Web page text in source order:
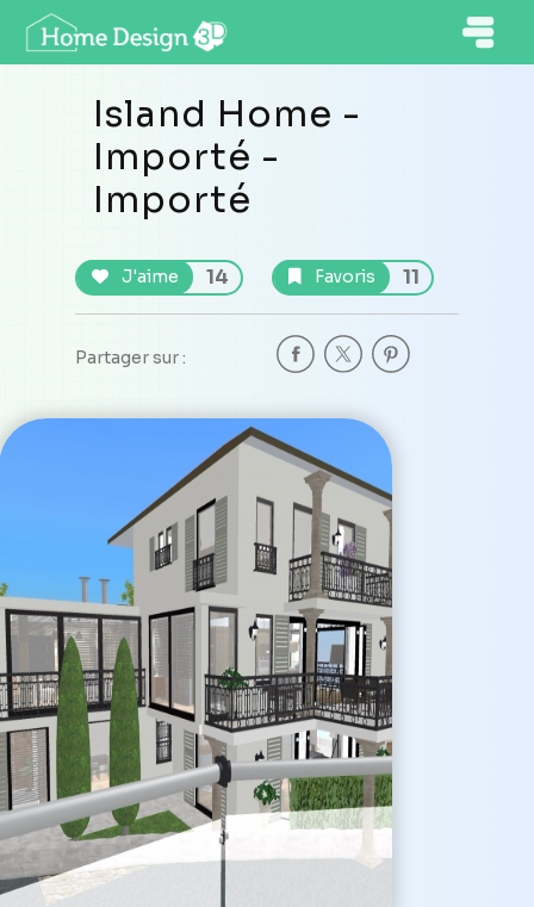
Island Home -
Importé -
Importé
J'aime 14 Favoris 11
Partager sur :